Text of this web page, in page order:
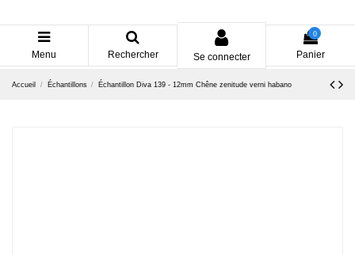
Menu Rechercher Se connecter
0
Panier
Accueil Échantillons Échantillon Diva 139 - 12mm Chêne zenitude verni habano